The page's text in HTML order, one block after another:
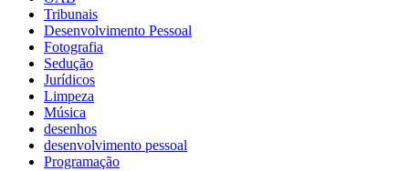
Tribunais
Desenvolvimento Pessoal
Fotografia
Sedução
Jurídicos
Limpeza
Música
desenhos
desenvolvimento pessoal
Programação